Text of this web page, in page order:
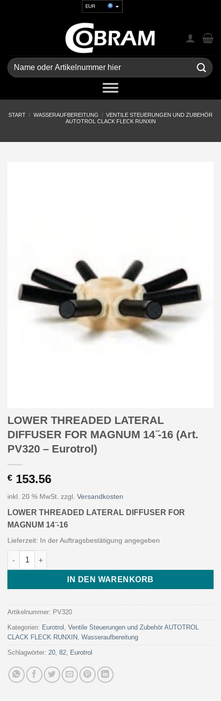
EUR
GBP
CHF
UAH
Suchen
nach:
START / WASSERAUFBEREITUNG / VENTILE STEUERUNGEN UND ZUBEHÖR
AUTOTROL CLACK FLECK RUNXIN
LOWER THREADED LATERAL
DIFFUSER FOR MAGNUM 14 ̋-16 (Art.
PV320 – Eurotrol)
€ 153.56
inkl. 20 % MwSt. zzgl. Versandkosten
LOWER THREADED LATERAL DIFFUSER FOR
MAGNUM 14 ̋-16
Lieferzeit: In der Auftragsbestätigung angegeben
LOWER THREADED LATERAL DIFFUSER FOR MAGNUM 14 ̋-
IN DEN WARENKORB
Artikelnummer: PV320
Kategorien: Eurotrol , Ventile Steuerungen und Zubehör AUTOTROL
CLACK FLECK RUNXIN, Wasseraufbereitung
Schlagwörter: 20, 82, Eurotrol